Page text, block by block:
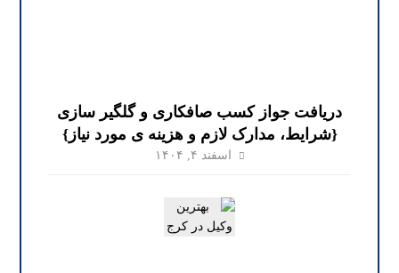
دریافت جواز کسب صافکاری و گلگیر سازی
{شرایط، مدارک لازم و هزینه ی مورد نیاز}
اسفند ۴, ۱۴۰۴